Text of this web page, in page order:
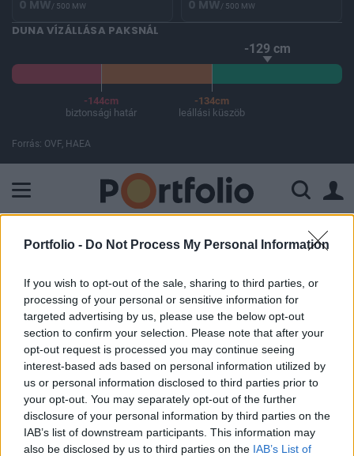
Portfolio - Do Not Process My Personal Information
If you wish to opt-out of the sale, sharing to third parties, or
processing of your personal or sensitive information for
targeted advertising by us, please use the below opt-out
section to confirm your selection. Please note that after your
opt-out request is processed you may continue seeing
interest-based ads based on personal information utilized by
us or personal information disclosed to third parties prior to
your opt-out. You may separately opt-out of the further
disclosure of your personal information by third parties on the
IAB’s list of downstream participants. This information may
also be disclosed by us to third parties on the IAB’s List of
0 MW/ 500 MW 0 MW/ 500 MW
DUNA VÍZÁLLÁSA PAKSNÁL
-129 cm
-144cm
biztonsági határ
-134cm
leállási küszöb
Forrás: OVF, HAEA
ELŐFIZETŐI TARTALOM
Elindult a Posta Pénzpiaci Alap
Portfolio
2004. november 17. 09:03
Az ERSTE Bank Magyarország Befektetési
Alapkezelő Rt. kérelme alapján a PSZÁF
nyilvántartásba vette a Magyar Posta Nyíltvégű
Pénzpiaci Befektetési Alapot kettőszázmillió